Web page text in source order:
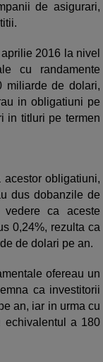
de asigurari,
2016 la nivel
cu randamente
miliarde de dolari,
in obligatiuni pe
in titluri pe termen
obligatiuni,
dus dobanzile de
ca aceste
0,24%, rezulta ca
de dolari pe an.
ofereau un
ca investitorii
an, iar in urma cu
echivalentul a 180